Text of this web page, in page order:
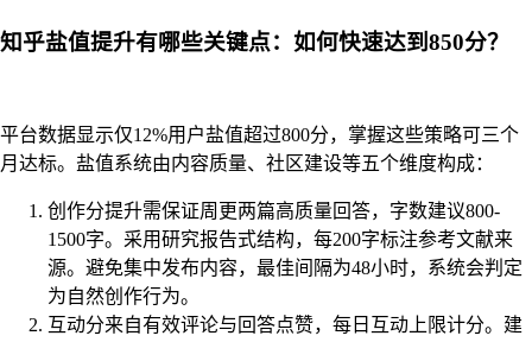
知乎盐值提升有哪些关键点：如何快速达到850分？
平台数据显示仅12%用户盐值超过800分，掌握这些策略可三个
月达标。盐值系统由内容质量、社区建设等五个维度构成：
创作分提升需保证周更两篇高质量回答，字数建议800-
1500字。采用研究报告式结构，每200字标注参考文献来
源。避免集中发布内容，最佳间隔为48小时，系统会判定
为自然创作行为。
互动分来自有效评论与回答点赞，每日互动上限计分。建